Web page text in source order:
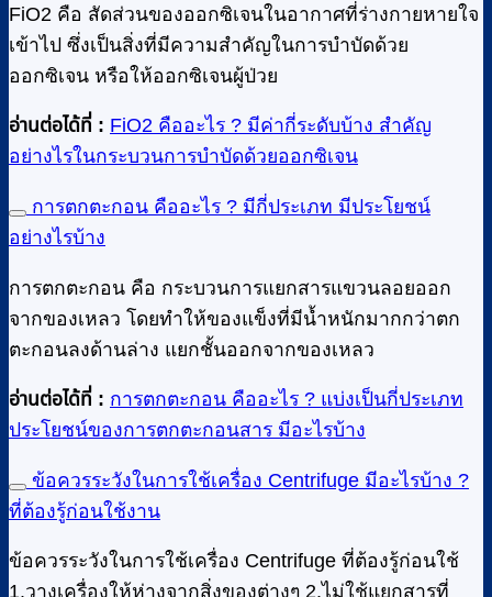
FiO2 คือ สัดส่วนของออกซิเจนในอากาศที่ร่างกายหายใจ
เข้าไป ซึ่งเป็นสิ่งที่มีความสำคัญในการบำบัดด้วย
ออกซิเจน หรือให้ออกซิเจนผู้ป่วย
อ่านต่อได้ที่ : FiO2 คืออะไร ? มีค่ากี่ระดับบ้าง สำคัญ
อย่างไรในกระบวนการบำบัดด้วยออกซิเจน
การตกตะกอน คืออะไร ? มีกี่ประเภท มีประโยชน์
อย่างไรบ้าง
การตกตะกอน คือ กระบวนการแยกสารแขวนลอยออก
จากของเหลว โดยทำให้ของแข็งที่มีน้ำหนักมากกว่าตก
ตะกอนลงด้านล่าง แยกชั้นออกจากของเหลว
อ่านต่อได้ที่ : การตกตะกอน คืออะไร ? แบ่งเป็นกี่ประเภท
ประโยชน์ของการตกตะกอนสาร มีอะไรบ้าง
ข้อควรระวังในการใช้เครื่อง Centrifuge มีอะไรบ้าง ?
ที่ต้องรู้ก่อนใช้งาน
ข้อควรระวังในการใช้เครื่อง Centrifuge ที่ต้องรู้ก่อนใช้
1.วางเครื่องให้ห่างจากสิ่งของต่างๆ 2.ไม่ใช้แยกสารที่